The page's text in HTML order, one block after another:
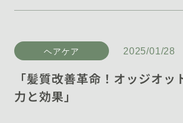
ヘアケア 2025/01/28
「髪質改善革命！オッジオッ
力と効果」